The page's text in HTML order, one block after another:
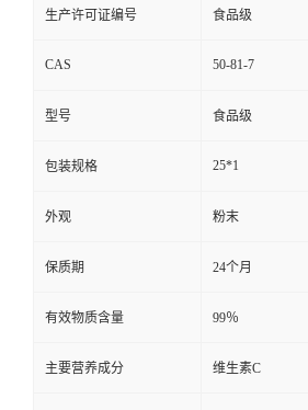
生产许可证编号 食品级
CAS 50-81-7
型号 食品级
包装规格 25*1
外观 粉末
保质期 24个月
有效物质含量 99％
主要营养成分 维生素C